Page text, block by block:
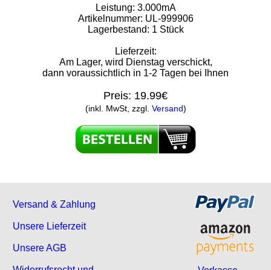
Leistung: 3.000mA
Artikelnummer: UL-999906
Lagerbestand: 1 Stück
Lieferzeit:
Am Lager, wird Dienstag verschickt,
dann voraussichtlich in 1-2 Tagen bei Ihnen
Preis: 19.99€
(inkl. MwSt, zzgl. Versand)
Versand & Zahlung
Unsere Lieferzeit
Unsere AGB